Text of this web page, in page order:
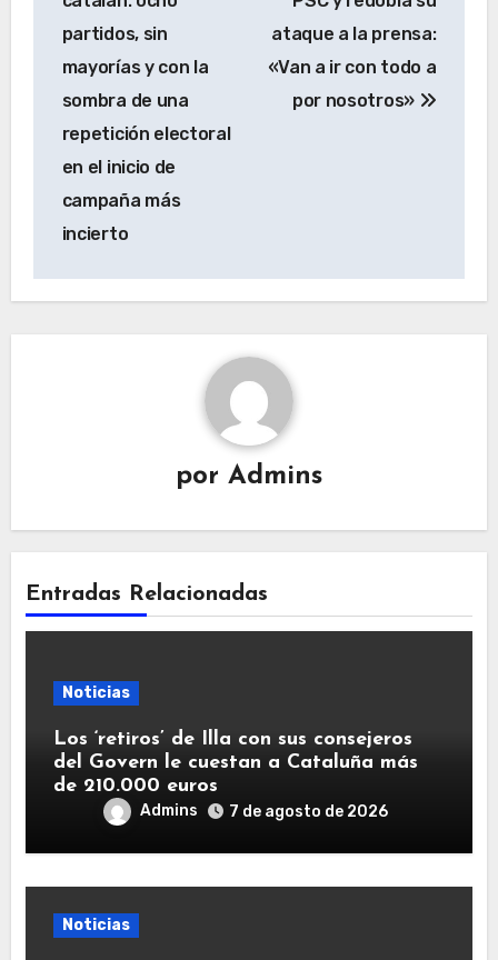
partidos, sin
mayorías y con la
sombra de una
repetición electoral
en el inicio de
campaña más
incierto
ataque a la prensa:
«Van a ir con todo a
por nosotros»
por Admins
Entradas Relacionadas
Noticias
Los ‘retiros’ de Illa con sus consejeros
del Govern le cuestan a Cataluña más
de 210.000 euros
Admins 7 de agosto de 2026
Noticias